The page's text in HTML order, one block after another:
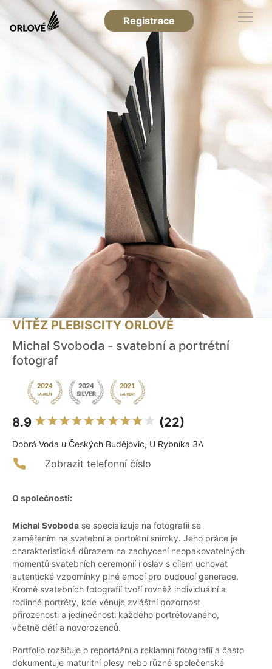
Registrace
VÍTĚZ PLEBISCITY ORLOVÉ
Michal Svoboda - svatební a portrétní
fotograf
8.9 (22)
Dobrá Voda u Českých Budějovic, U Rybníka 3A
Zobrazit telefonní číslo
O společnosti:
Michal Svoboda se specializuje na fotografii se
zaměřením na svatební a portrétní snímky. Jeho práce je
charakteristická důrazem na zachycení neopakovatelných
momentů svatebních ceremonií i oslav s cílem uchovat
autentické vzpomínky plné emocí pro budoucí generace.
Kromě svatebních fotografií tvoří rovněž individuální a
rodinné portréty, kde věnuje zvláštní pozornost
přirozenosti a jedinečnosti každého portrétovaného,
včetně dětí a novorozenců.
Portfolio rozšiřuje o reportážní a reklamní fotografii a často
dokumentuje maturitní plesy nebo různé společenské